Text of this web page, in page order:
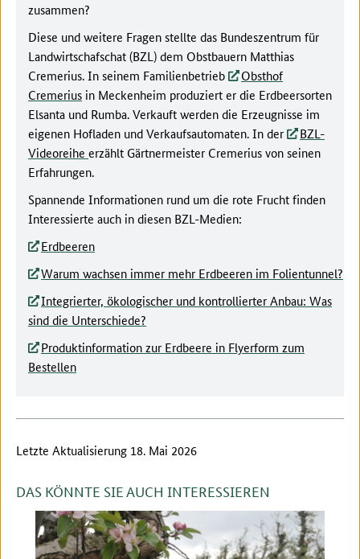
zusammen?
Diese und weitere Fragen stellte das Bundeszentrum für
Landwirtschafschat (BZL) dem Obstbauern Matthias
Cremerius. In seinem Familienbetrieb
Obsthof
Cremerius in Meckenheim produziert er die Erdbeersorten
Elsanta und Rumba. Verkauft werden die Erzeugnisse im
eigenen Hofladen und Verkaufsautomaten. In der
BZL-
Videoreihe erzählt Gärtnermeister Cremerius von seinen
Erfahrungen.
Spannende Informationen rund um die rote Frucht finden
Interessierte auch in diesen BZL-Medien:
Erdbeeren
Warum wachsen immer mehr Erdbeeren im Folientunnel?
Integrierter, ökologischer und kontrollierter Anbau: Was
sind die Unterschiede?
Produktinformation zur Erdbeere in Flyerform zum
Bestellen
Letzte Aktualisierung 18. Mai 2026
DAS KÖNNTE SIE AUCH INTERESSIEREN